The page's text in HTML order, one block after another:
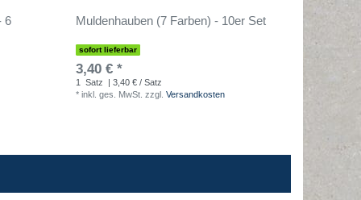
6
Muldenhauben (7 Farben) - 10er Set
sofort lieferbar
3,40 € *
1 Satz
| 3,40 € / Satz
* inkl. ges. MwSt. zzgl. Versandkosten
2,50 €